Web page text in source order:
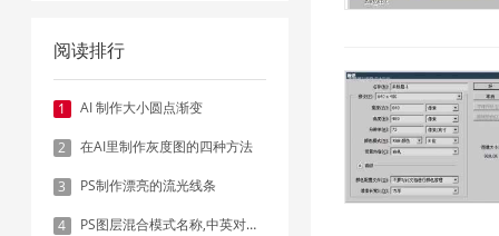
阅读排行
1 AI 制作大小圆点渐变
2 在AI里制作灰度图的四种方法
3 PS制作漂亮的流光线条
4 PS图层混合模式名称,中英对照表